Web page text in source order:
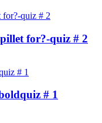
for?-quiz # 2
# 1